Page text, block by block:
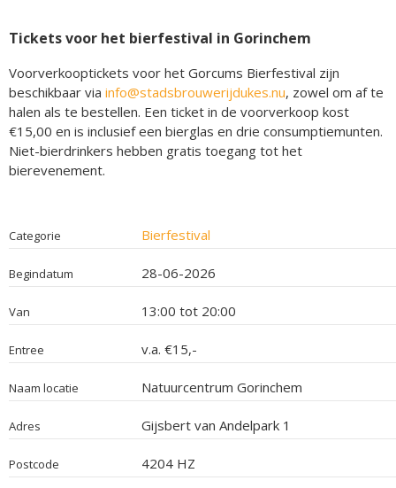
Tickets voor het bierfestival in Gorinchem
Voorverkooptickets voor het Gorcums Bierfestival zijn
beschikbaar via info@stadsbrouwerijdukes.nu, zowel om af te
halen als te bestellen. Een ticket in de voorverkoop kost
€15,00 en is inclusief een bierglas en drie consumptiemunten.
Niet-bierdrinkers hebben gratis toegang tot het
bierevenement.
Categorie Bierfestival
Begindatum 28-06-2026
Van 13:00 tot 20:00
Entree v.a. €15,-
Naam locatie Natuurcentrum Gorinchem
Adres Gijsbert van Andelpark 1
Postcode 4204 HZ